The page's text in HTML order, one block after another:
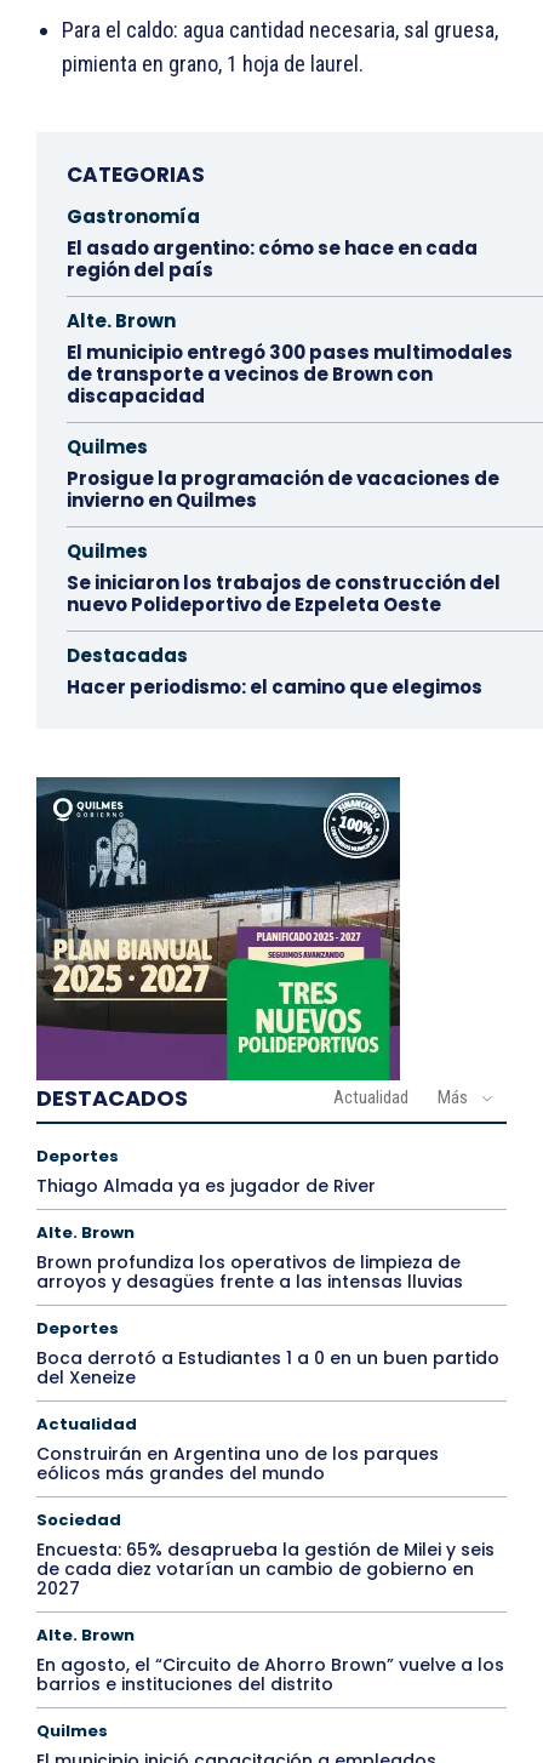
Para el caldo: agua cantidad necesaria, sal gruesa,
pimienta en grano, 1 hoja de laurel.
CATEGORIAS
Gastronomía
El asado argentino: cómo se hace en cada
región del país
Alte. Brown
El municipio entregó 300 pases multimodales
de transporte a vecinos de Brown con
discapacidad
Quilmes
Prosigue la programación de vacaciones de
invierno en Quilmes
Quilmes
Se iniciaron los trabajos de construcción del
nuevo Polideportivo de Ezpeleta Oeste
Destacadas
Hacer periodismo: el camino que elegimos
DESTACADOS Actualidad Más
Deportes
Thiago Almada ya es jugador de River
Alte. Brown
Brown profundiza los operativos de limpieza de
arroyos y desagües frente a las intensas lluvias
Deportes
Boca derrotó a Estudiantes 1 a 0 en un buen partido
del Xeneize
Actualidad
Construirán en Argentina uno de los parques
eólicos más grandes del mundo
Sociedad
Encuesta: 65% desaprueba la gestión de Milei y seis
de cada diez votarían un cambio de gobierno en
2027
Alte. Brown
En agosto, el “Circuito de Ahorro Brown” vuelve a los
barrios e instituciones del distrito
Quilmes